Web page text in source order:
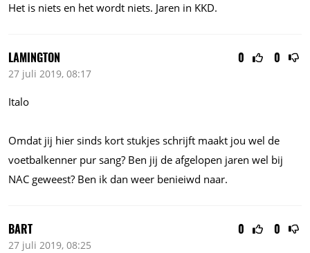
Het is niets en het wordt niets. Jaren in KKD.
0 0
LAMINGTON
27 juli 2019, 08:17
Italo
Omdat jij hier sinds kort stukjes schrijft maakt jou wel de
voetbalkenner pur sang? Ben jij de afgelopen jaren wel bij
NAC geweest? Ben ik dan weer benieiwd naar.
0 0
BART
27 juli 2019, 08:25